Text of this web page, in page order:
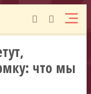
что мы